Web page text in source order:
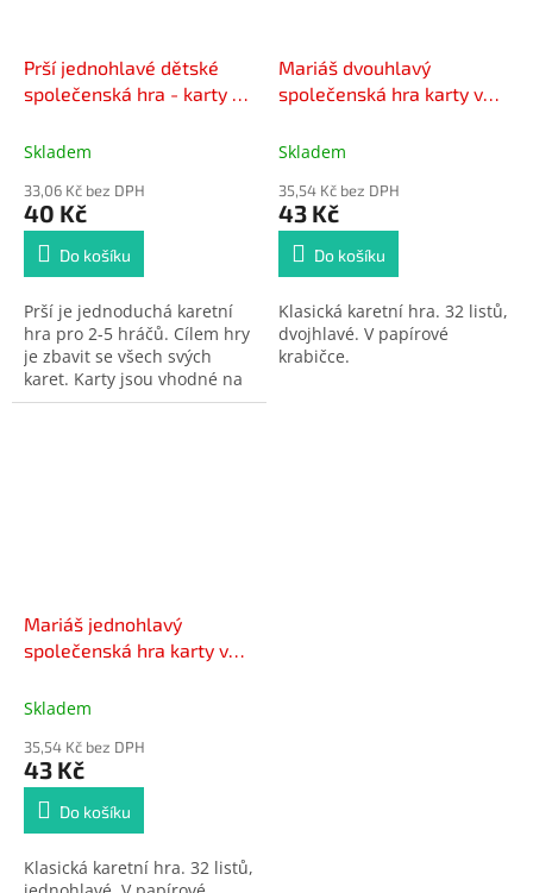
Prší jednohlavé dětské
společenská hra - karty v
7x11x2cm
Skladem
33,06 Kč bez DPH
40 Kč
Do košíku
Prší je jednoduchá karetní
hra pro 2-5 hráčů. Cílem hry
je zbavit se všech svých
karet. Karty jsou vhodné na
dovolenou, cestu autem i na
Mariáš dvouhlavý
společenská hra karty v
6,5x10x1cm
Skladem
35,54 Kč bez DPH
43 Kč
Do košíku
Klasická karetní hra. 32 listů,
dvojhlavé. V papírové
krabičce.
Mariáš jednohlavý
společenská hra karty v
6,5x10x1cm
Skladem
35,54 Kč bez DPH
43 Kč
Do košíku
Klasická karetní hra. 32 listů,